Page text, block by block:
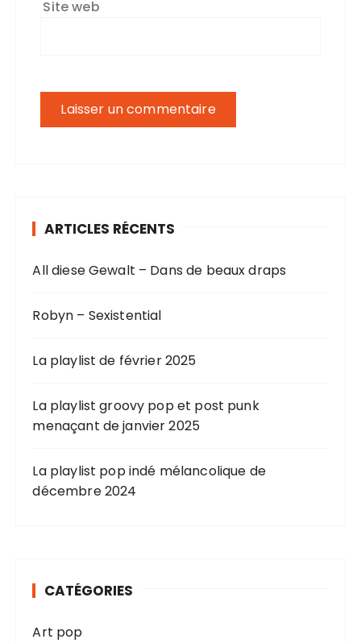
Site web
ARTICLES RÉCENTS
All diese Gewalt – Dans de beaux draps
Robyn – Sexistential
La playlist de février 2025
La playlist groovy pop et post punk
menaçant de janvier 2025
La playlist pop indé mélancolique de
décembre 2024
CATÉGORIES
Art pop